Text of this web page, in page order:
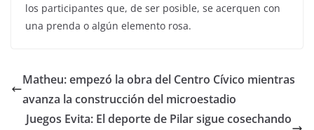
los participantes que, de ser posible, se acerquen con
una prenda o algún elemento rosa.
Matheu: empezó la obra del Centro Cívico mientras
avanza la construcción del microestadio
Juegos Evita: El deporte de Pilar sigue cosechando